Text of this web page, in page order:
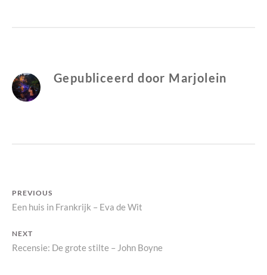
E
I
I
E
Gepubliceerd door Marjolein
Bericht
navigatie
PREVIOUS
Previous
Een huis in Frankrijk – Eva de Wit
NEXT
Next
Recensie: De grote stilte – John Boyne